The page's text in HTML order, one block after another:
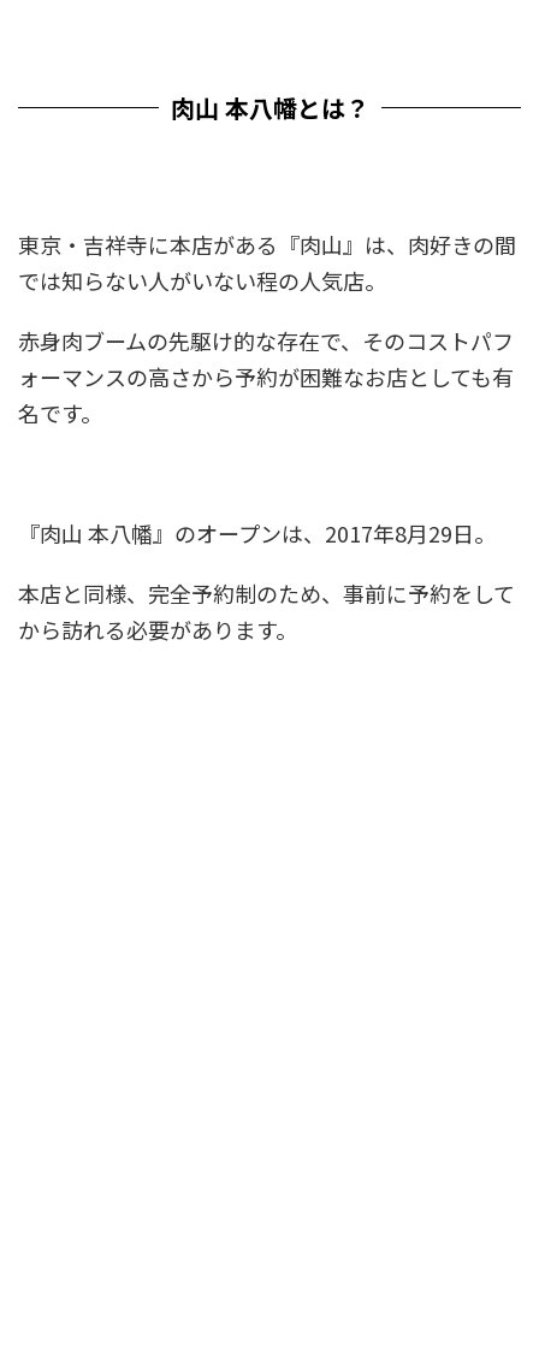
肉山 本八幡とは？
東京・吉祥寺に本店がある『肉山』は、肉好きの間
では知らない人がいない程の人気店。
赤身肉ブームの先駆け的な存在で、そのコストパフ
ォーマンスの高さから予約が困難なお店としても有
名です。
『肉山 本八幡』のオープンは、2017年8月29日。
本店と同様、完全予約制のため、事前に予約をして
から訪れる必要があります。